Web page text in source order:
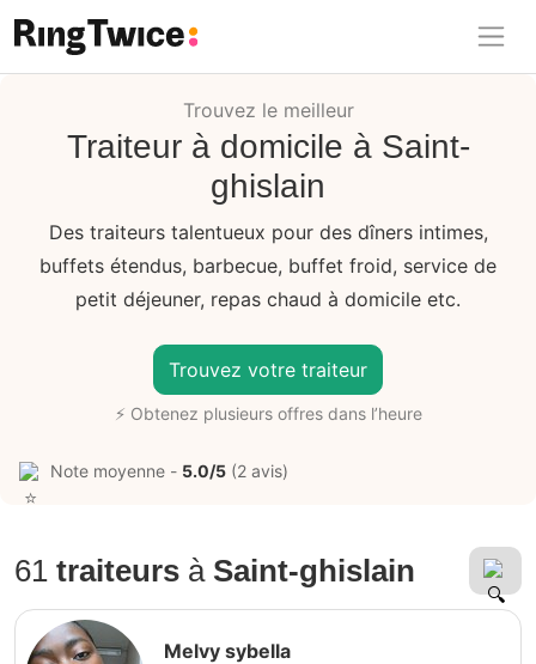
Ring Twice
Trouvez le meilleur
Traiteur à domicile à Saint-
ghislain
Des traiteurs talentueux pour des dîners intimes,
buffets étendus, barbecue, buffet froid, service de
petit déjeuner, repas chaud à domicile etc.
Trouvez votre traiteur
⚡ Obtenez plusieurs offres dans l’heure
Note moyenne - 5.0/5 (2 avis)
61 traiteurs à Saint-ghislain
Melvy sybella